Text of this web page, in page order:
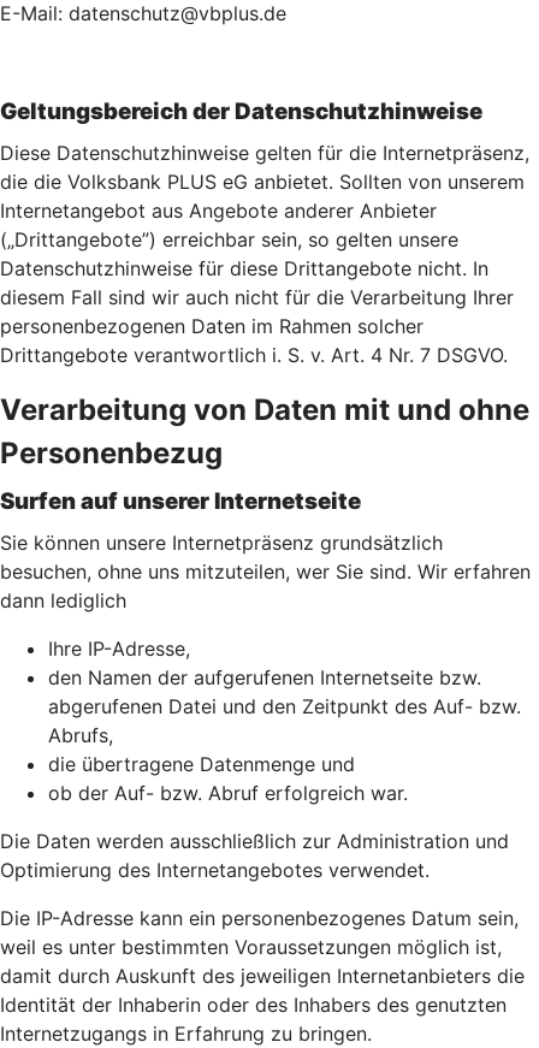
E-Mail: datenschutz@vbplus.de
Geltungsbereich der Datenschutzhinweise
Diese Datenschutzhinweise gelten für die Internetpräsenz,
die die Volksbank PLUS eG anbietet. Sollten von unserem
Internetangebot aus Angebote anderer Anbieter
(„Drittangebote”) erreichbar sein, so gelten unsere
Datenschutzhinweise für diese Drittangebote nicht. In
diesem Fall sind wir auch nicht für die Verarbeitung Ihrer
personenbezogenen Daten im Rahmen solcher
Drittangebote verantwortlich i. S. v. Art. 4 Nr. 7 DSGVO.
Verarbeitung von Daten mit und ohne
Personenbezug
Surfen auf unserer Internetseite
Sie können unsere Internetpräsenz grundsätzlich
besuchen, ohne uns mitzuteilen, wer Sie sind. Wir erfahren
dann lediglich
Ihre IP-Adresse,
den Namen der aufgerufenen Internetseite bzw.
abgerufenen Datei und den Zeitpunkt des Auf- bzw.
Abrufs,
die übertragene Datenmenge und
ob der Auf- bzw. Abruf erfolgreich war.
Die Daten werden ausschließlich zur Administration und
Optimierung des Internetangebotes verwendet.
Die IP-Adresse kann ein personenbezogenes Datum sein,
weil es unter bestimmten Voraussetzungen möglich ist,
damit durch Auskunft des jeweiligen Internetanbieters die
Identität der Inhaberin oder des Inhabers des genutzten
Internetzugangs in Erfahrung zu bringen.